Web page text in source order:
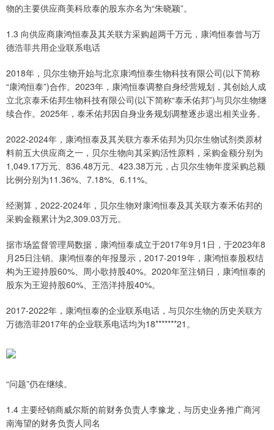
物的主要供应商美科欣泰的股东亦名为“朱晓颖”。
1.3 向供应商康鸿恒泰及其关联方采购超两千万元，康鸿恒泰曾与万
德浩菲共用企业联系电话
2018年，贝尔生物开始与北京康鸿恒泰生物科技有限公司(以下简称
“康鸿恒泰”)合作。2023年，康鸿恒泰调整自身经营规划，其创始人成
立北京泰禾佑邦生物科技有限公司(以下简称“泰禾佑邦”)与贝尔生物继
续合作。2025年，泰禾佑邦因自身业务规划调整逐步退出相关业务。
2022-2024年，康鸿恒泰及其关联方泰禾佑邦为贝尔生物试剂类原材
料前五大供应商之一，贝尔生物向其采购活性原料，采购金额分别为
1,049.17万元、836.48万元、423.38万元，占贝尔生物年度采购总额
比例分别为11.36%、7.18%、6.11%。
经测算，2022-2024年，贝尔生物对康鸿恒泰及其关联方泰禾佑邦的
采购金额累计为2,309.03万元。
据市场监督管理局数据，康鸿恒泰成立于2017年9月1日，于2023年8
月25日注销。康鸿恒泰的年报显示，2017-2019年，康鸿恒泰股权结
构为王迎持股60%、周小歌持股40%。2020年至注销日，康鸿恒泰的
股东为王迎持股60%、王浩洋持股40%。
2017-2022年，康鸿恒泰的企业联系电话，与贝尔生物的历史关联方
万德浩菲2017年的企业联系电话均为18*******21。
“问题”仍在继续。
1.4 主要经销商威尔斯的前财务负责人李豫龙，与历史业务推广商河
南海望的财务负责人同名